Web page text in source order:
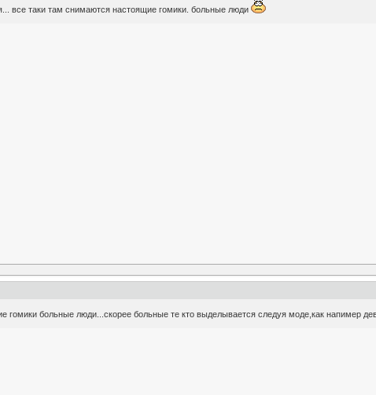
все таки там снимаются настоящие гомики. больные люди
гомики больные люди...скорее больные те кто выделывается следуя моде,как напимер